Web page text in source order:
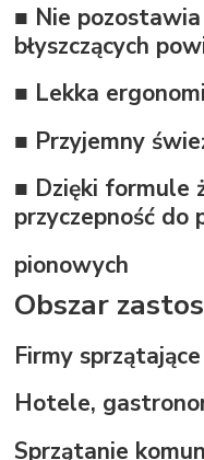
■ Nie
błyszczących
■ Lekka
■ Przyjemny
■ Dzięki formule
przyczepność do
pionowych
Obszar
Firmy sprzątające
Hotele,
Sprzątanie